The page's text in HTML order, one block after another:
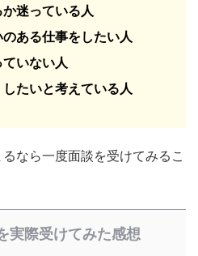
迷っている人
ある仕事をしたい人
いない人
たいと考えている人
なら一度面談を受けてみるこ
実際受けてみた感想